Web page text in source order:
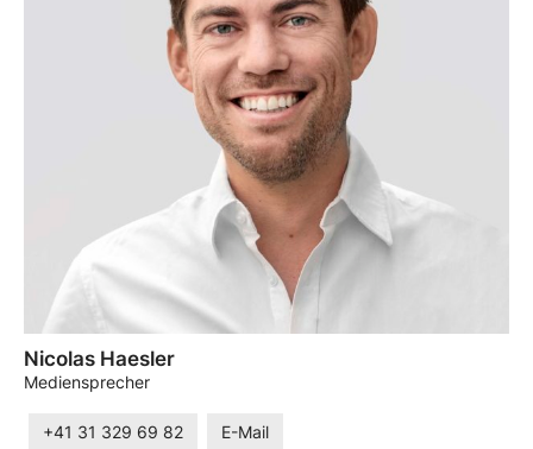
Nicolas Haesler
Mediensprecher
+41 31 329 69 82 E-Mail